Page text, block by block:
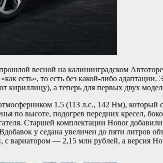
весной на калининградском
есть», то есть без какой-либо
кириллицу), а теперь для первых двух
1.5 (113 л.с., 142 Нм), который
по высоте, подогрев передних кресел,
Старшей комплектации Honor
у седана увеличен до пяти литров
— 2,15 млн рублей, а версия